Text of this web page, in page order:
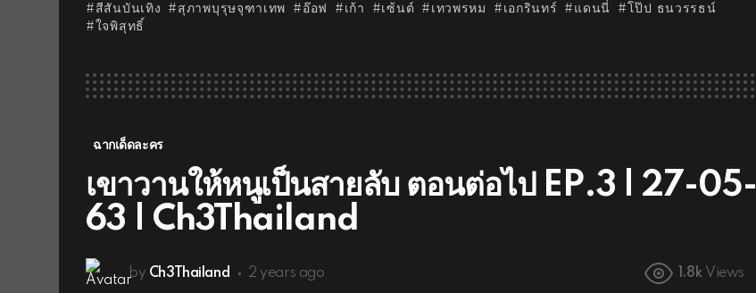
สีสันบันเทิง
สุภาพบุรุษจุฑาเทพ อ๊อฟ เก้า เซ้นต์ เทวพรหม เอกรินทร์ แดนนี่
โป๊ป ธนวรรธน์
ใจพิสุทธิ์
ฉากเด็ดละคร
เขาวานให้หนูเป็นสายลับ ตอนต่อไป EP.3 | 27-05-
63 | Ch3Thailand
by Ch3Thailand 2 years ago 1.8k Views